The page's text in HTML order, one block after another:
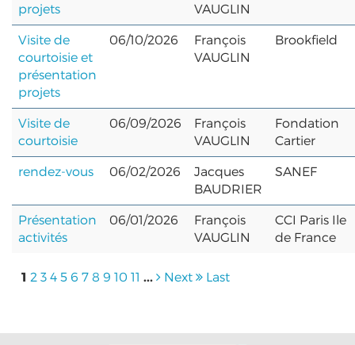
projets
VAUGLIN
Visite de
courtoisie et
présentation
projets
06/10/2026
François
VAUGLIN
Brookfield
Visite de
courtoisie
06/09/2026
François
VAUGLIN
Fondation
Cartier
rendez-vous 06/02/2026
Jacques
BAUDRIER
SANEF
Présentation
activités
06/01/2026
François
VAUGLIN
CCI Paris Ile
de France
1 2 3 4 5 6 7 8 9 10 11 ... Next Last